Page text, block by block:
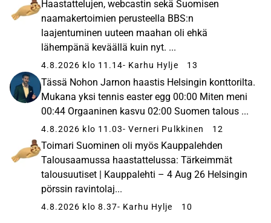
Haastattelujen, webcastin sekä Suomisen
naamakertoimien perusteella BBS:n
laajentuminen uuteen maahan oli ehkä
lähempänä keväällä kuin nyt. ...
4.8.2026 klo 11.14- Karhu Hylje 13
Tässä Nohon Jarnon haastis Helsingin konttorilta.
Mukana yksi tennis easter egg 00:00 Miten meni
00:44 Orgaaninen kasvu 02:00 Suomen talous ...
4.8.2026 klo 11.03- Verneri Pulkkinen 12
Toimari Suominen oli myös Kauppalehden
Talousaamussa haastattelussa: Tärkeimmät
talousuutiset | Kauppalehti – 4 Aug 26 Helsingin
pörssin ravintolaj...
4.8.2026 klo 8.37- Karhu Hylje 10